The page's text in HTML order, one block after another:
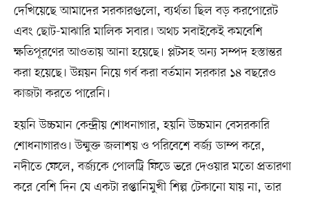
দেখিয়েছে আমাদের সরকারগুলো, ব্যর্থতা ছিল বড় করপোরেট
এবং ছোট-মাঝারি মালিক সবার। অথচ সবাইকেই কমবেশি
ক্ষতিপূরণের আওতায় আনা হয়েছে। প্লটসহ অন্য সম্পদ হস্তান্তর
করা হয়েছে। উন্নয়ন নিয়ে গর্ব করা বর্তমান সরকার ১৪ বছরেও
কাজটা করতে পারেনি।
হয়নি উচ্চমান কেন্দ্রীয় শোধনাগার, হয়নি উচ্চমান বেসরকারি
শোধনাগারও। উন্মুক্ত জলাশয় ও পরিবেশে বর্জ্য ডাম্প করে,
নদীতে ফেলে, বর্জ্যকে পোলট্রি ফিডে ভরে দেওয়ার মতো প্রতারণা
করে বেশি দিন যে একটা রপ্তানিমুখী শিল্প টেকানো যায় না, তার